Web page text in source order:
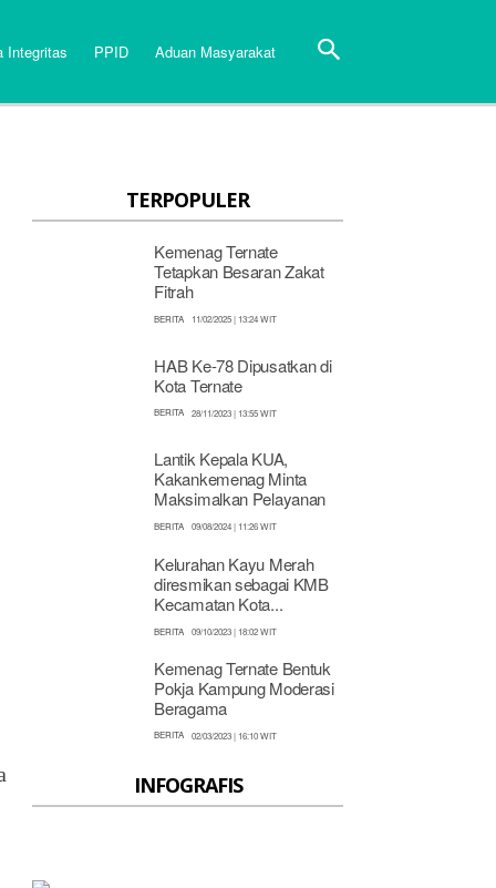
Integritas PPID Aduan Masyarakat
TERPOPULER
Kemenag Ternate
Tetapkan Besaran Zakat
Fitrah
BERITA 11/02/2025 | 13:24 WIT
HAB Ke-78 Dipusatkan di
Kota Ternate
BERITA 28/11/2023 | 13:55 WIT
Lantik Kepala KUA,
Kakankemenag Minta
Maksimalkan Pelayanan
BERITA 09/08/2024 | 11:26 WIT
Kelurahan Kayu Merah
diresmikan sebagai KMB
Kecamatan Kota...
BERITA 09/10/2023 | 18:02 WIT
Kemenag Ternate Bentuk
Pokja Kampung Moderasi
Beragama
BERITA 02/03/2023 | 16:10 WIT
INFOGRAFIS